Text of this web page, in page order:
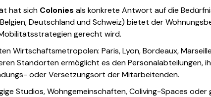
hat sich Colonies als konkrete Antwort auf die
Deutschland und Schweiz) bietet der
gerecht wird.
Wirtschaftsmetropolen: Paris, Lyon, Bordeaux,
Standorten ermöglicht es den Personalabteilungen,
oder Versetzungsort der Mitarbeitenden.
Studios, Wohngemeinschaften, Coliving-Spaces oder